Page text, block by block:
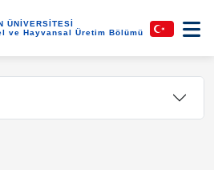
ÜNİVERSİTESİ
ve Hayvansal Üretim Bölümü